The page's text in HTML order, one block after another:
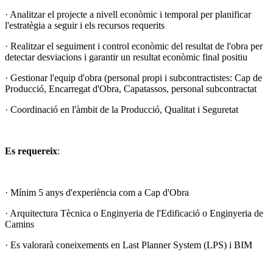
· Analitzar el projecte a nivell econòmic i temporal per planificar
l'estratègia a seguir i els recursos requerits
· Realitzar el seguiment i control econòmic del resultat de l'obra per
detectar desviacions i garantir un resultat econòmic final positiu
· Gestionar l'equip d'obra (personal propi i subcontractistes: Cap de
Producció, Encarregat d'Obra, Capatassos, personal subcontractat
· Coordinació en l'àmbit de la Producció, Qualitat i Seguretat
Es requereix:
· Mínim 5 anys d'experiència com a Cap d'Obra
· Arquitectura Tècnica o Enginyeria de l'Edificació o Enginyeria de
Camins
· Es valorarà coneixements en Last Planner System (LPS) i BIM